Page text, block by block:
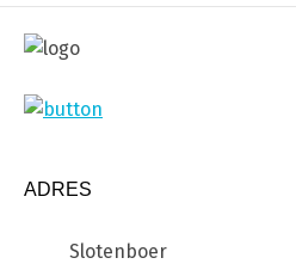
ADRES
Slotenboer